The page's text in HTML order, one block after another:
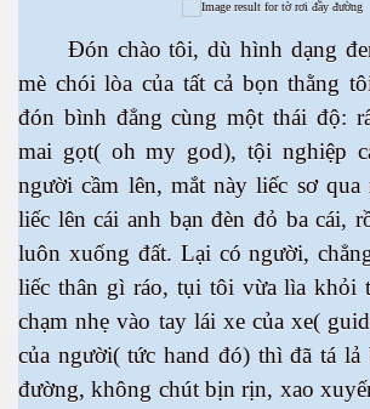
Đón chào tôi, dù hình dạng đen
mè chói lòa của tất cả bọn thằng
đón bình đẳng cùng một thái độ:
mai gọt( oh my god), tội nghiệp
người cầm lên, mắt này liếc sơ qua
liếc lên cái anh bạn đèn đỏ ba cái,
luôn xuống đất. Lại có người,
liếc thân gì ráo, tụi tôi vừa lìa khỏi
chạm nhẹ vào tay lái xe của xe(
của người( tức hand đó) thì đã tá lả
đường, không chút bịn rịn, xao